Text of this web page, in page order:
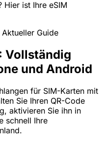
Hier ist Ihre eSIM
Guide
Vollständig
und Android
für SIM-Karten mit
Sie Ihren QR-Code
aktivieren Sie ihn in
schnell Ihre